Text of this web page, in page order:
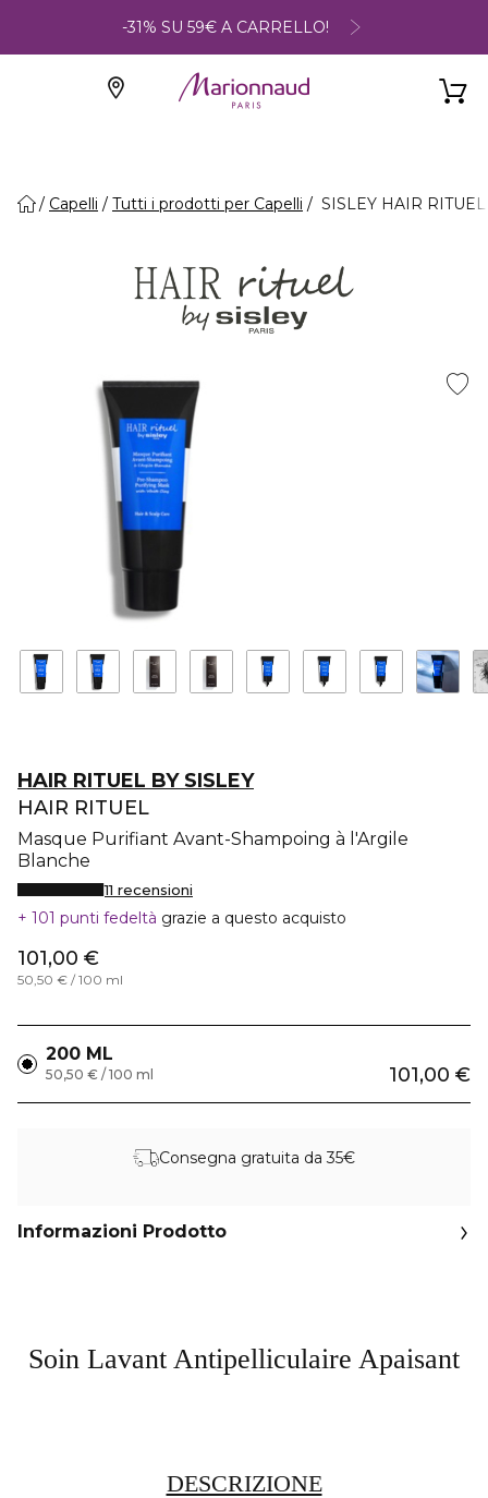
-31% SU 59€ A CARRELLO!
Capelli Tutti i prodotti per Capelli SISLEY HAIR
HAIR RITUEL BY SISLEY
HAIR RITUEL
Masque Purifiant Avant-Shampoing à l'Argile
Blanche
11 recensioni
101 punti fedeltà grazie a questo acquisto
101,00 €
50,50 € / 100 ml
200 ML
101,00 €
50,50 € / 100 ml
Consegna gratuita da 35€
Informazioni Prodotto
Soin Lavant Antipelliculaire Apaisant
DESCRIZIONE